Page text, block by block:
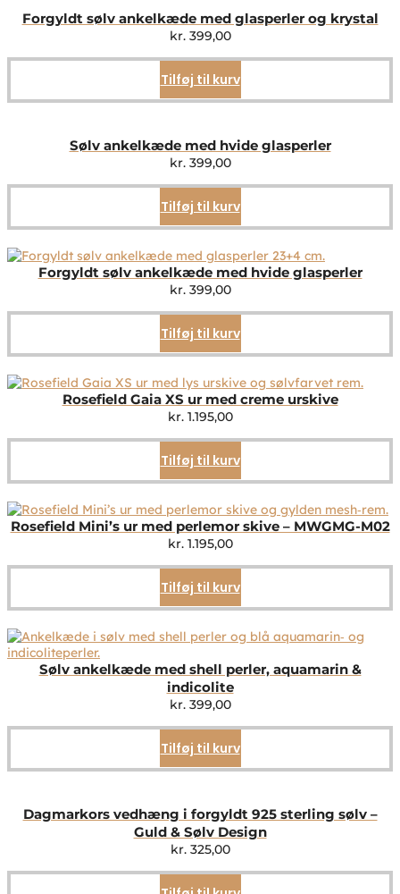
Forgyldt sølv ankelkæde med glasperler og krystal
kr.399,00
Tilføj til kurv
Sølv ankelkæde med hvide glasperler
kr.399,00
Tilføj til kurv
Forgyldt sølv ankelkæde med hvide glasperler
kr.399,00
Tilføj til kurv
Rosefield Gaia XS ur med creme urskive
kr.1.195,00
Tilføj til kurv
Rosefield Mini’s ur med perlemor skive – MWGMG-M02
kr.1.195,00
Tilføj til kurv
Sølv ankelkæde med shell perler, aquamarin &
indicolite
kr.399,00
Tilføj til kurv
Dagmarkors vedhæng i forgyldt 925 sterling sølv –
Guld & Sølv Design
kr.325,00